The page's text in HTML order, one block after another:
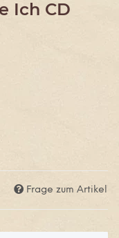
Ich CD
Frage zum Artikel